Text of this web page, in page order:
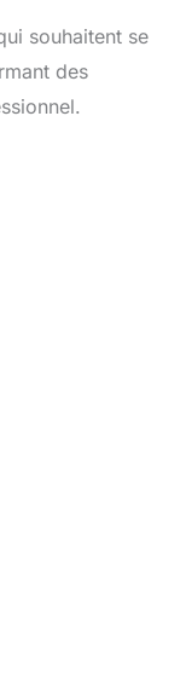
souhaitent se
des